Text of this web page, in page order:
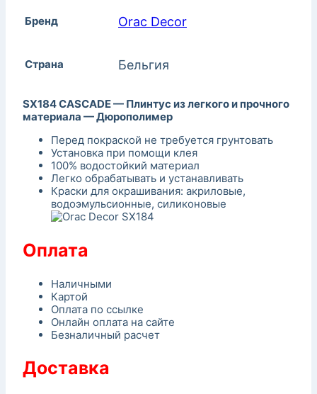
Бренд Orac Decor
Страна Бельгия
SX184 CASCADE — Плинтус из легкого и прочного
материала — Дюрополимер
Перед покраской не требуется грунтовать
Установка при помощи клея
100% водостойкий материал
Легко обрабатывать и устанавливать
Краски для окрашивания: акриловые,
водоэмульсионные, силиконовые
Оплата
Наличными
Картой
Оплата по ссылке
Онлайн оплата на сайте
Безналичный расчет
Доставка